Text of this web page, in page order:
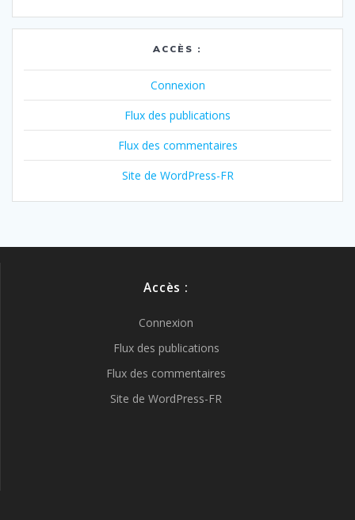
ACCÈS :
Connexion
Flux des publications
Flux des commentaires
Site de WordPress-FR
Accès :
Connexion
Flux des publications
Flux des commentaires
Site de WordPress-FR